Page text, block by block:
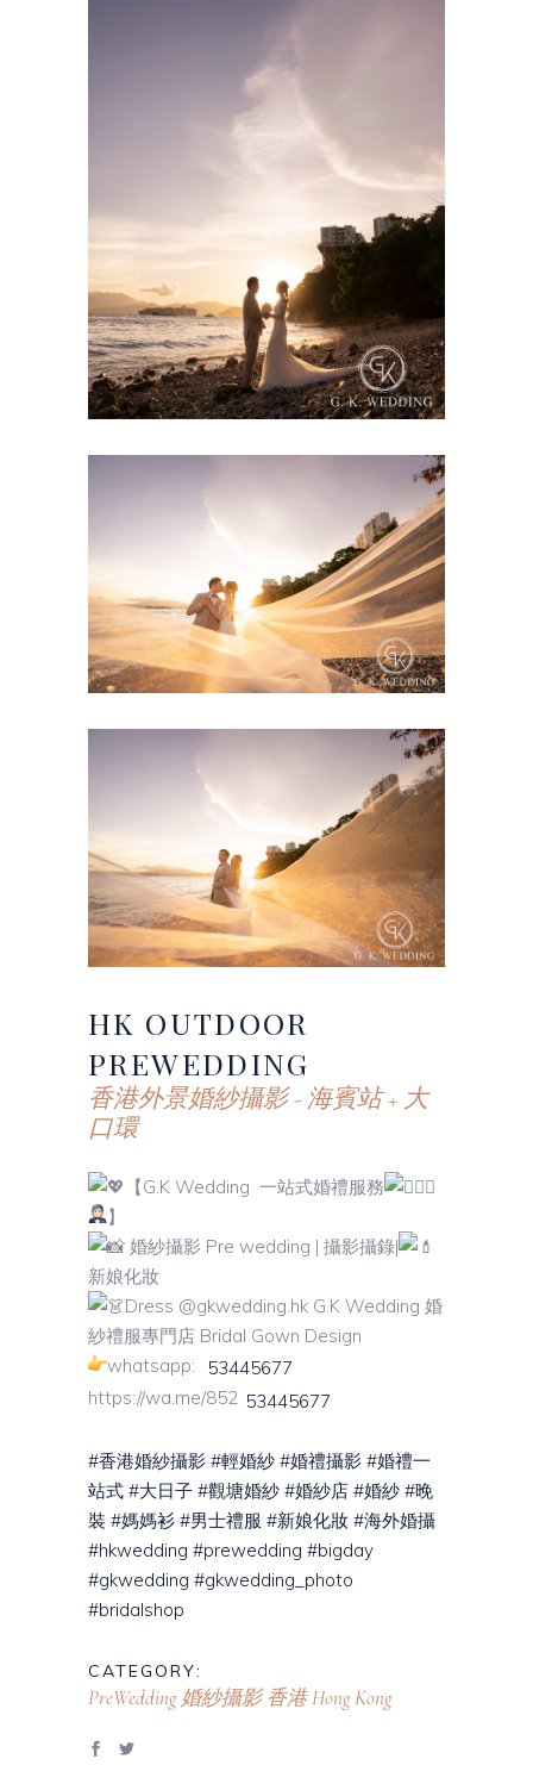
HK OUTDOOR
PREWEDDING
香港外景婚紗攝影 - 海賓站 + 大
口環
【G.K Wedding 一站式婚禮服務
】
婚紗攝影 Pre wedding | 攝影攝錄|
新娘化妝
Dress @gkwedding.hk G.K Wedding 婚
紗禮服專門店 Bridal Gown Design
whatsapp:
53445677
https://wa.me/852 53445677
#香港婚紗攝影 #輕婚紗 #婚禮攝影 #婚禮一
站式 #大日子 #觀塘婚紗 #婚紗店 #婚紗 #晚
裝 #媽媽衫 #男士禮服 #新娘化妝 #海外婚攝
#hkwedding #prewedding #bigday
#gkwedding #gkwedding_photo
#bridalshop
CATEGORY:
PreWedding 婚紗攝影 香港 Hong Kong